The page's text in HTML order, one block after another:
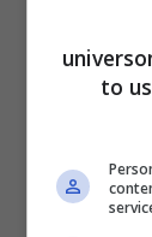
Esiste il
seno
Sebbene
to